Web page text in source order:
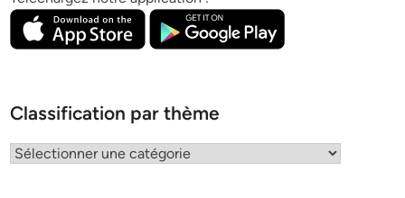
Classification par thème
Classification